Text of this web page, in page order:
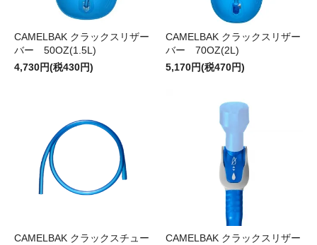
CAMELBAK クラックスリザー
バー 50OZ(1.5L)
4,730円(税430円)
CAMELBAK クラックスリザー
バー 70OZ(2L)
5,170円(税470円)
CAMELBAK クラックスチュー
CAMELBAK クラックスリザー